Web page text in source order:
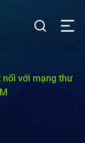
nối với mạng thư